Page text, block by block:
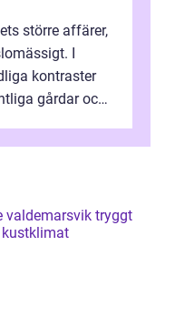
större affärer,
I
kontraster
gårdar och
tryggt